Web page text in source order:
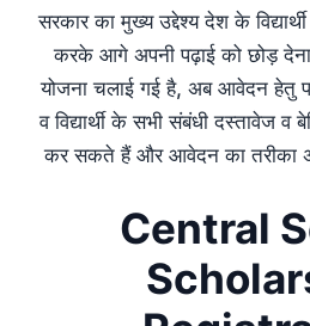
सरकार का मुख्य उद्देश्य देश के
करके आगे अपनी पढ़ाई को छोड़
योजना चलाई गई है, अब आवेदन हेतु
व विद्यार्थी के सभी संबंधी दस्तावेज
कर सकते हैं और आवेदन का तरीका
Central